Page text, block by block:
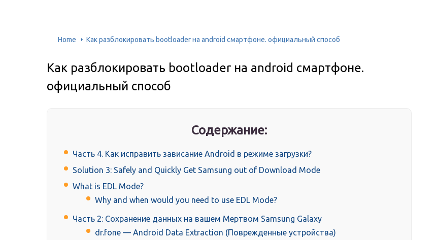
Home Как разблокировать bootloader на android смартфоне. официальный способ
Как разблокировать bootloader на android смартфоне.
официальный способ
Содержание:
Часть 4. Как исправить зависание Android в режиме загрузки?
Solution 3: Safely and Quickly Get Samsung out of Download Mode
What is EDL Mode?
Why and when would you need to use EDL Mode?
Часть 2: Сохранение данных на вашем Мертвом Samsung Galaxy
dr.fone — Android Data Extraction (Поврежденные устройства)